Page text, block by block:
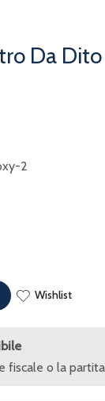
Da
2
Wishlist
fiscale o la